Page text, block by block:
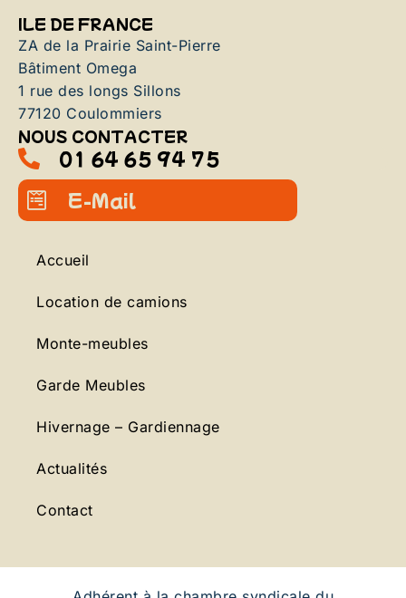
ILE DE FRANCE
ZA de la Prairie Saint-Pierre
Bâtiment Omega
1 rue des longs Sillons
77120 Coulommiers
NOUS CONTACTER
01 64 65 94 75
E-Mail
Accueil
Location de camions
Monte-meubles
Garde Meubles
Hivernage – Gardiennage
Actualités
Contact